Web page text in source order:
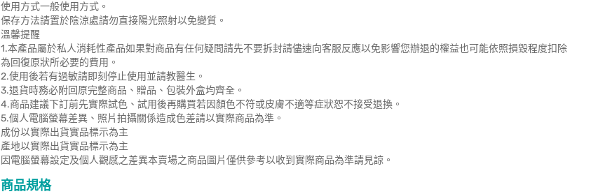
使用方式一般使用方式。
保存方法請置於陰涼處請勿直接陽光照射以免變質。
溫馨提醒
1.本產品屬於私人消耗性產品如果對商品有任何疑問請先不要拆封請儘速向客服反應以免影響您辦退的權益也可能依照損毀程度扣除
為回復原狀所必要的費用。
2.使用後若有過敏請即刻停止使用並請教醫生。
3.退貨時務必附回原完整商品、贈品、包裝外盒均齊全。
4.商品建議下訂前先實際試色、試用後再購買若因顏色不符或皮膚不適等症狀恕不接受退換。
5.個人電腦螢幕差異、照片拍攝關係造成色差請以實際商品為準。
成份以實際出貨實品標示為主
產地以實際出貨實品標示為主
因電腦螢幕設定及個人觀感之差異本賣場之商品圖片僅供參考以收到實際商品為準請見諒。
商品規格